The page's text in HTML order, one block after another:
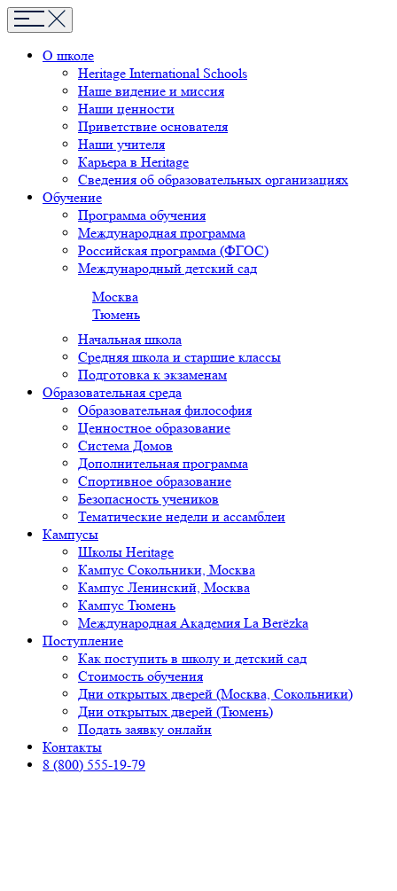
О школе
Heritage International Schools
Наше видение и миссия
Наши ценности
Приветствие основателя
Наши учителя
Карьера в Heritage
Сведения об образовательных организациях
Обучение
Программа обучения
Международная программа
Российская программа (ФГОС)
Международный детский сад
Москва
Тюмень
Начальная школа
Средняя школа и старшие классы
Подготовка к экзаменам
Образовательная среда
Образовательная философия
Ценностное образование
Система Домов
Дополнительная программа
Спортивное образование
Безопасность учеников
Тематические недели и ассамблеи
Кампусы
Школы Heritage
Кампус Сокольники, Москва
Кампус Ленинский, Москва
Кампус Тюмень
Международная Академия La Berёzka
Поступление
Как поступить в школу и детский сад
Стоимость обучения
Дни открытых дверей (Москва, Сокольники)
Дни открытых дверей (Тюмень)
Подать заявку онлайн
Контакты
8 (800) 555-19-79